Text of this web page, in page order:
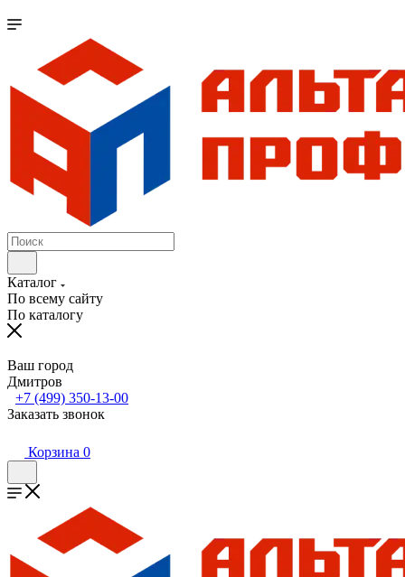
Каталог
По всему сайту
По каталогу
Ваш город
Дмитров
+7 (499) 350-13-00
Заказать звонок
Корзина 0